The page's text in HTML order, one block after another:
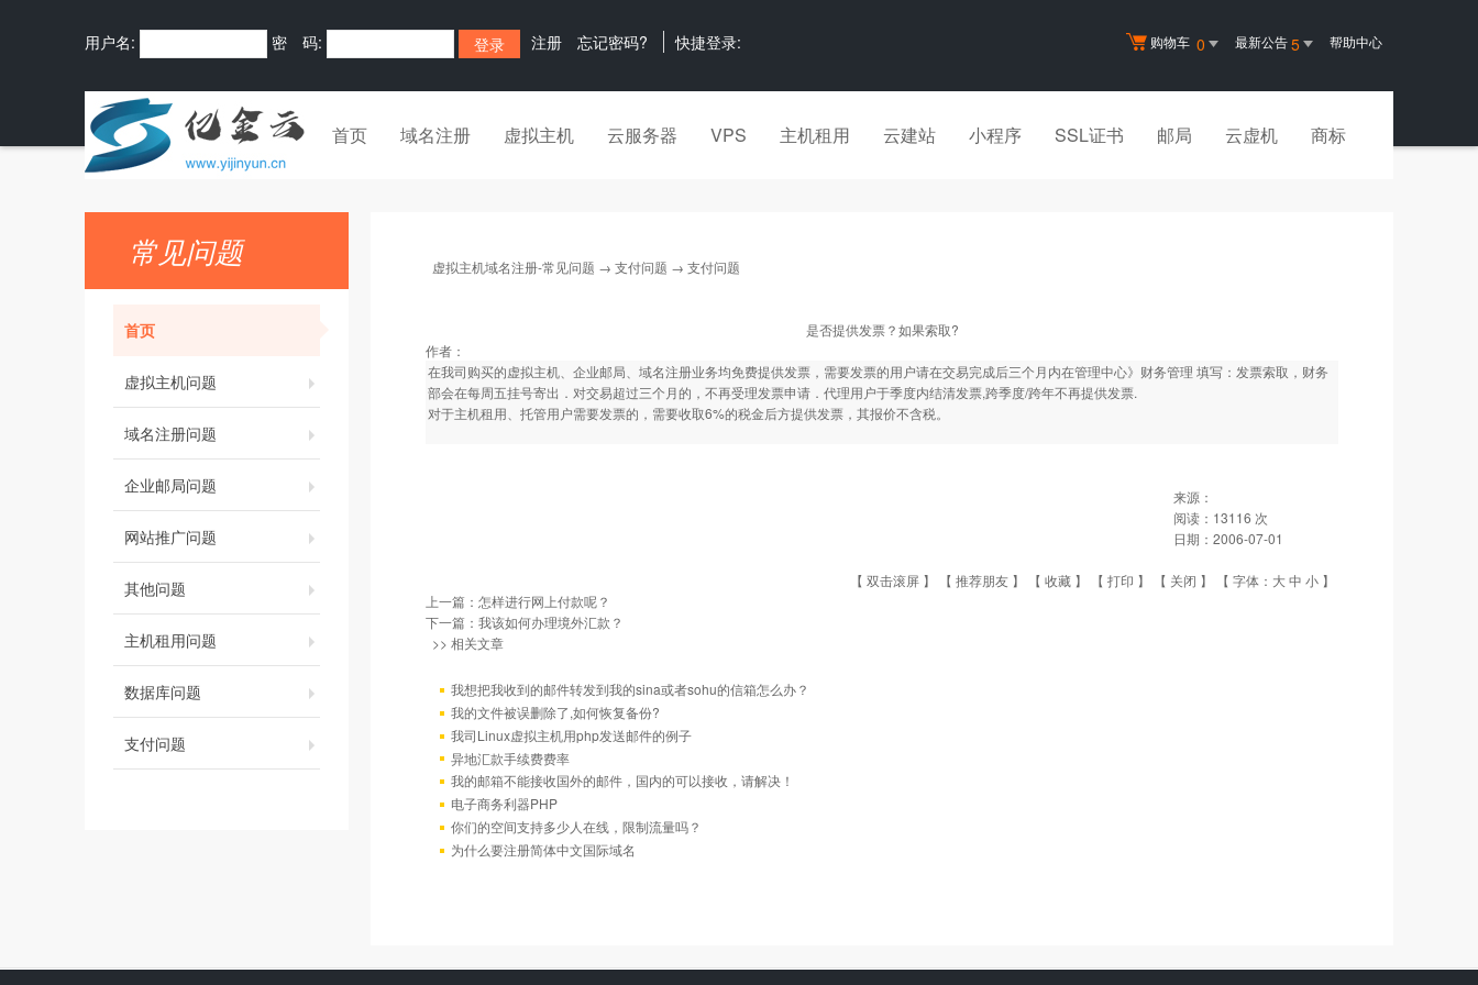
购物车 0 最新公告5 帮助中心
用户名: 密 码: 注册 忘记密码? 快捷登录:
首页 域名注册 虚拟主机 云服务器 VPS 主机租用 云建站 小程序 SSL证书 邮局 云虚机 商标
常见问题
首页
虚拟主机问题
域名注册问题
企业邮局问题
网站推广问题
其他问题
主机租用问题
数据库问题
支付问题
虚拟主机域名注册-常见问题 → 支付问题 → 支付问题
是否提供发票？如果索取?
作者：
在我司购买的虚拟主机、企业邮局、域名注册业务均免费提供发票，需要发票的用户请在交易完成后三个月内在管理中心》财务管理 填写：发票索取，财务
部会在每周五挂号寄出．对交易超过三个月的，不再受理发票申请．代理用户于季度内结清发票,跨季度/跨年不再提供发票.
对于主机租用、托管用户需要发票的，需要收取6%的税金后方提供发票，其报价不含税。
来源：
阅读： 13116 次
日期： 2006-07-01
【 双击滚屏 】 【 推荐朋友 】 【 收藏 】 【 打印 】 【 关闭 】 【 字体： 大中 小 】
上一篇： 怎样进行网上付款呢？
下一篇： 我该如何办理境外汇款？
>> 相关文章
我想把我收到的邮件转发到我的sina或者sohu的信箱怎么办？
我的文件被误删除了,如何恢复备份?
我司Linux虚拟主机用php发送邮件的例子
异地汇款手续费费率
我的邮箱不能接收国外的邮件，国内的可以接收，请解决！
电子商务利器PHP
你们的空间支持多少人在线，限制流量吗？
为什么要注册简体中文国际域名